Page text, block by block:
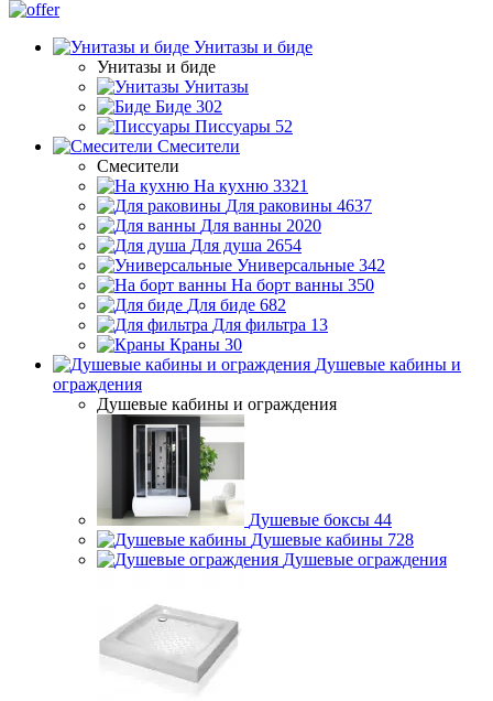
Унитазы и биде
Унитазы и биде
Унитазы
Биде 302
Писсуары 52
Смесители
Смесители
На кухню 3321
Для раковины 4637
Для ванны 2020
Для душа 2654
Универсальные 342
На борт ванны 350
Для биде 682
Для фильтра 13
Краны 30
Душевые кабины и
ограждения
Душевые кабины и ограждения
Душевые боксы 44
Душевые кабины 728
Душевые ограждения